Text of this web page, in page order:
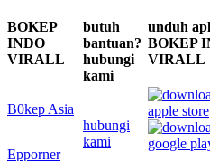
BOKEP
INDO
VIRALL
B0kep Asia
Epporner
butuh
bantuan?
hubungi
kami
hubungi
kami
unduh
BOKEP
VIRALL